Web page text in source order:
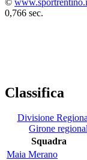
0,766 sec.
Classifica
Divisione
Girone
Squadra
Maia Merano